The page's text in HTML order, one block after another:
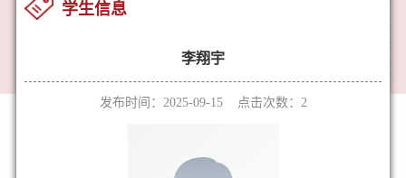
学生信息
李翔宇
发布时间：2025-09-15 点击次数： 2